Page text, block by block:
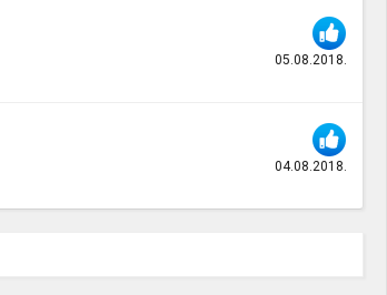
05.08.2018.
04.08.2018.